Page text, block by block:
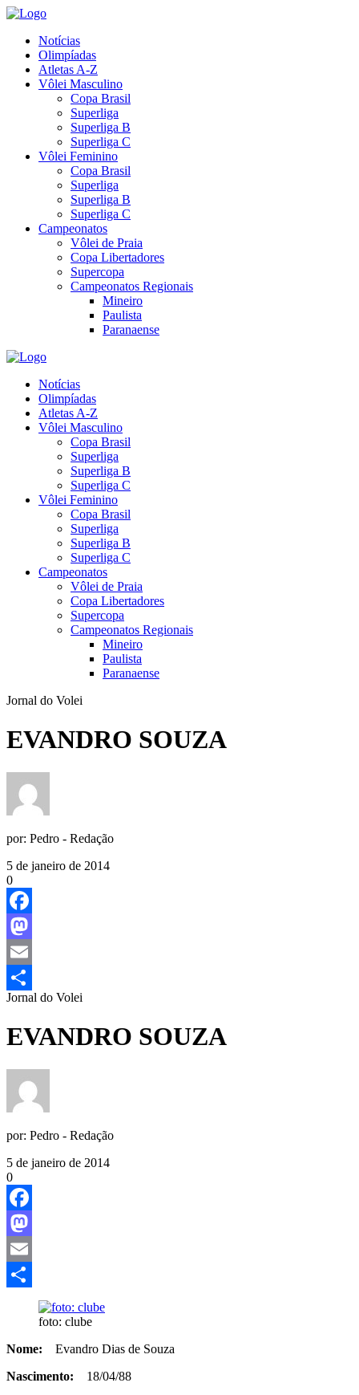
Notícias
Olimpíadas
Atletas A-Z
Vôlei Masculino
Copa Brasil
Superliga
Superliga B
Superliga C
Vôlei Feminino
Copa Brasil
Superliga
Superliga B
Superliga C
Campeonatos
Vôlei de Praia
Copa Libertadores
Supercopa
Campeonatos Regionais
Mineiro
Paulista
Paranaense
Notícias
Olimpíadas
Atletas A-Z
Vôlei Masculino
Copa Brasil
Superliga
Superliga B
Superliga C
Vôlei Feminino
Copa Brasil
Superliga
Superliga B
Superliga C
Campeonatos
Vôlei de Praia
Copa Libertadores
Supercopa
Campeonatos Regionais
Mineiro
Paulista
Paranaense
Jornal do Volei
EVANDRO SOUZA
por: Pedro - Redação
5 de janeiro de 2014
0
Facebook
Mastodon
Email
Share
Jornal do Volei
EVANDRO SOUZA
por: Pedro - Redação
5 de janeiro de 2014
0
Facebook
Mastodon
Email
foto: clube
Nome: Evandro Dias de Souza
Nascimento: 18/04/88